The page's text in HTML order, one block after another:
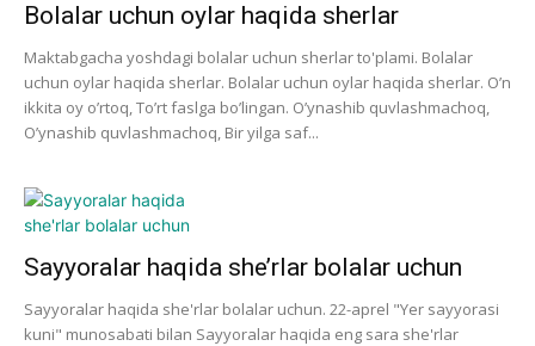
Bolalar uchun oylar haqida sherlar
Maktabgacha yoshdagi bolalar uchun sherlar to'plami. Bolalar
uchun oylar haqida sherlar. Bolalar uchun oylar haqida sherlar. O’n
ikkita oy o’rtoq, To’rt faslga bo’lingan. O’ynashib quvlashmachoq,
O’ynashib quvlashmachoq, Bir yilga saf...
Sayyoralar haqida she’rlar bolalar uchun
Sayyoralar haqida she'rlar bolalar uchun. 22-aprel "Yer sayyorasi
kuni" munosabati bilan Sayyoralar haqida eng sara she'rlar